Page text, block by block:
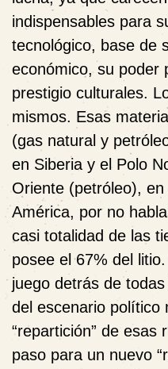
indispensables para
tecnológico, base de
económico, su poder
prestigio culturales.
mismos. Esas
(gas natural y
en Siberia y el Polo
Oriente (petróleo),
América, por no
casi totalidad de las
posee el 67% del
juego detrás de
del escenario político
“repartición” de esas
paso para un nuevo